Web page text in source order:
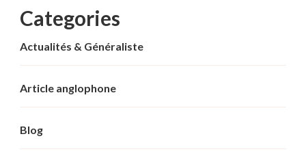
Categories
Actualités & Généraliste
Article anglophone
Blog